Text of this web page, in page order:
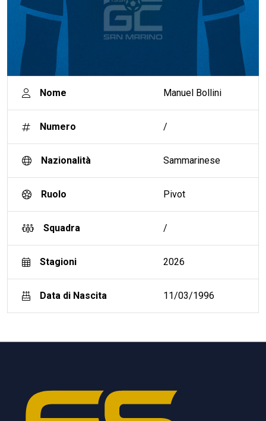
Nome Manuel Bollini
Numero /
Nazionalità Sammarinese
Ruolo Pivot
Squadra /
Stagioni 2026
Data di Nascita 11/03/1996